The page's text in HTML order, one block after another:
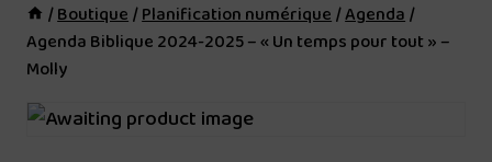
/Boutique/Planification numérique/Agenda/
Agenda Biblique 2024-2025 – « Un temps pour tout » –
Molly